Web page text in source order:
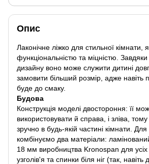
Опис
Лаконічне ліжко для стильної кімнати,
функціональністю та міцністю.
дизайну воно може служити дитині
замовити більший розмір, адже навіть
буде до смаку.
Будова
Конструкція моделі двостороння: її
використовувати й справа, і зліва,
зручно в будь-якій частині кімнати.
комбінуємо два матеріали:
18 мм виробництва Kronospan для усіх
узголів'я та спинки біля ніг (так,